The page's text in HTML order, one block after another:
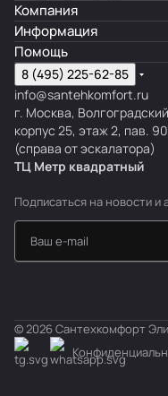
Компания
Информация
Помощь
8 (495) 225-62-85
info@santehkomfort.ru
г. Москва,
корпус 25, этаж 2, пав. 90
(справа от эскалатора)
ТЦ Метр квадратный
Подписаться на новости и
© 2026 Сантехкомфорт